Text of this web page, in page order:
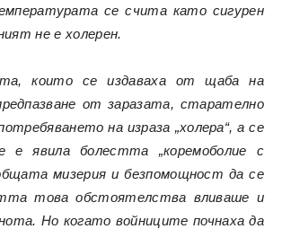
се счита като сигурен
не е холерен.
които се издаваха от щаба на
от заразата, старателно
на израза „холера“, а се
е явила болестта „коремоболие с
мизерия и безпомощност да се
това обстоятелства вливаше и
Но когато войниците почнаха да